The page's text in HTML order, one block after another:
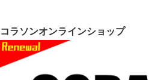
コラソンオンラインショップ